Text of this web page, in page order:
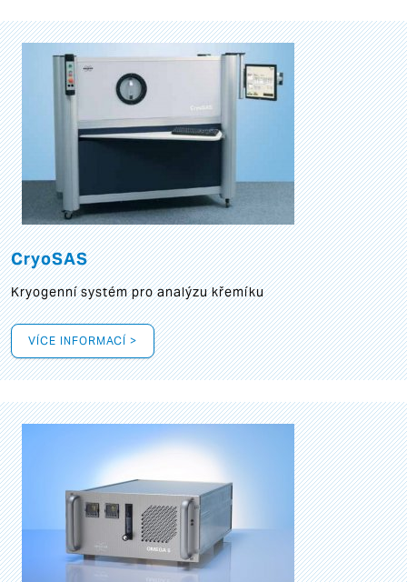
CryoSAS
Kryogenní systém pro analýzu křemíku
VÍCE INFORMACÍ >